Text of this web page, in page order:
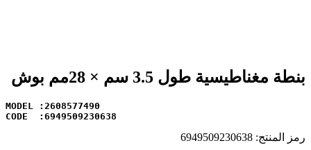
بنطة مغناطيسية طول 3.5 سم × 28مم بوش
CODE  :6949509230638
رمز المنتج: 6949509230638